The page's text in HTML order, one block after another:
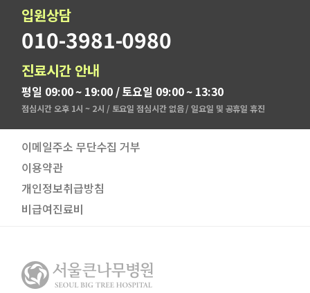
입원상담
010-3981-0980
진료시간 안내
평일 09:00 ~ 19:00 / 토요일 09:00 ~ 13:30
점심시간 오후 1시 ~ 2시 / 토요일 점심시간 없음 / 일요일 및 공휴일 휴진
이메일주소 무단수집 거부
이용약관
개인정보취급방침
비급여진료비